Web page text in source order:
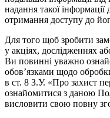
надання такої
отримання доступу до
Для того щоб зробити
у акціях, дослідженнях
Ви повинні уважно
обов’язками щодо
в ст. 8 З.У. «Про захист
ознайомитися з даною
висловити свою повну